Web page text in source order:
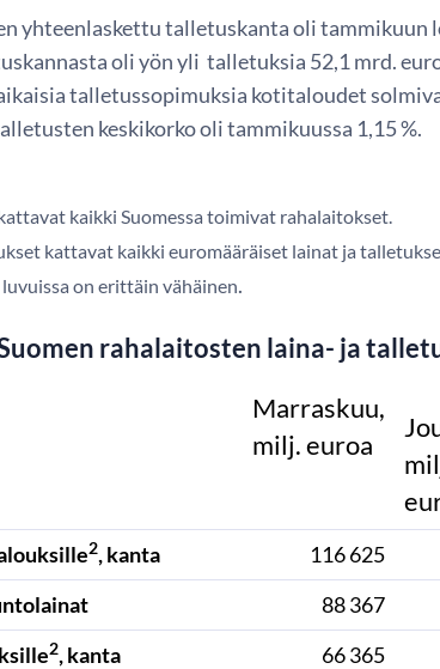
yhteenlaskettu talletuskanta oli tammikuun
oli yön yli talletuksia 52,1 mrd.
talletussopimuksia kotitaloudet
keskikorko oli tammikuussa 1,15 %.
kaikki Suomessa toimivat rahalaitokset.
kattavat kaikki euromääräiset lainat ja
on erittäin vähäinen.
rahalaitosten laina- ja
Marraskuu,
milj. euroa
2, kanta 116 625
88 367
2, kanta 66 365